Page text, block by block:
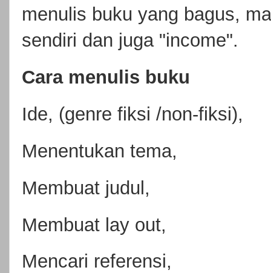
menulis buku yang bagus,
sendiri dan juga "income".
Cara menulis buku
Ide, (genre fiksi /non-fiksi),
Menentukan tema,
Membuat judul,
Membuat lay out,
Mencari referensi,